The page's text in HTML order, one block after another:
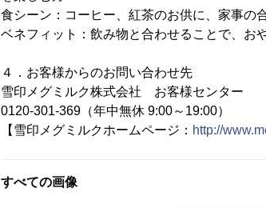
食シーン：コーヒー、紅茶のお供に、家事の
ベネフィット：飲み物と合わせることで、お
４．お客様からのお問い合わせ先
雪印メグミルク株式会社 お客様センター
0120-301-369（年中無休 9:00～19:00）
【雪印メグミルクホームページ： http://
すべての画像